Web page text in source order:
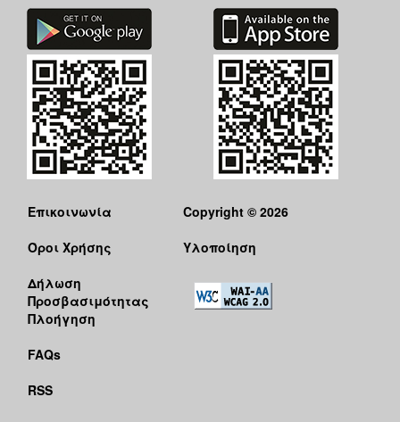
Επικοινωνία
Όροι Χρήσης
Δήλωση
Προσβασιμότητας
Πλοήγηση
FAQs
RSS
Copyright © 2026
Υλοποίηση